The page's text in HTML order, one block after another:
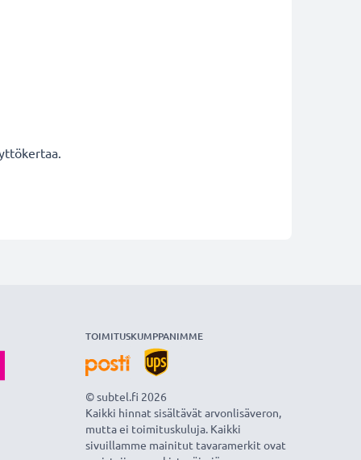
TOIMITUSKUMPPANIMME
© subtel.fi 2026
Kaikki hinnat sisältävät arvonlisäveron,
mutta ei toimituskuluja. Kaikki
sivuillamme mainitut tavaramerkit ovat